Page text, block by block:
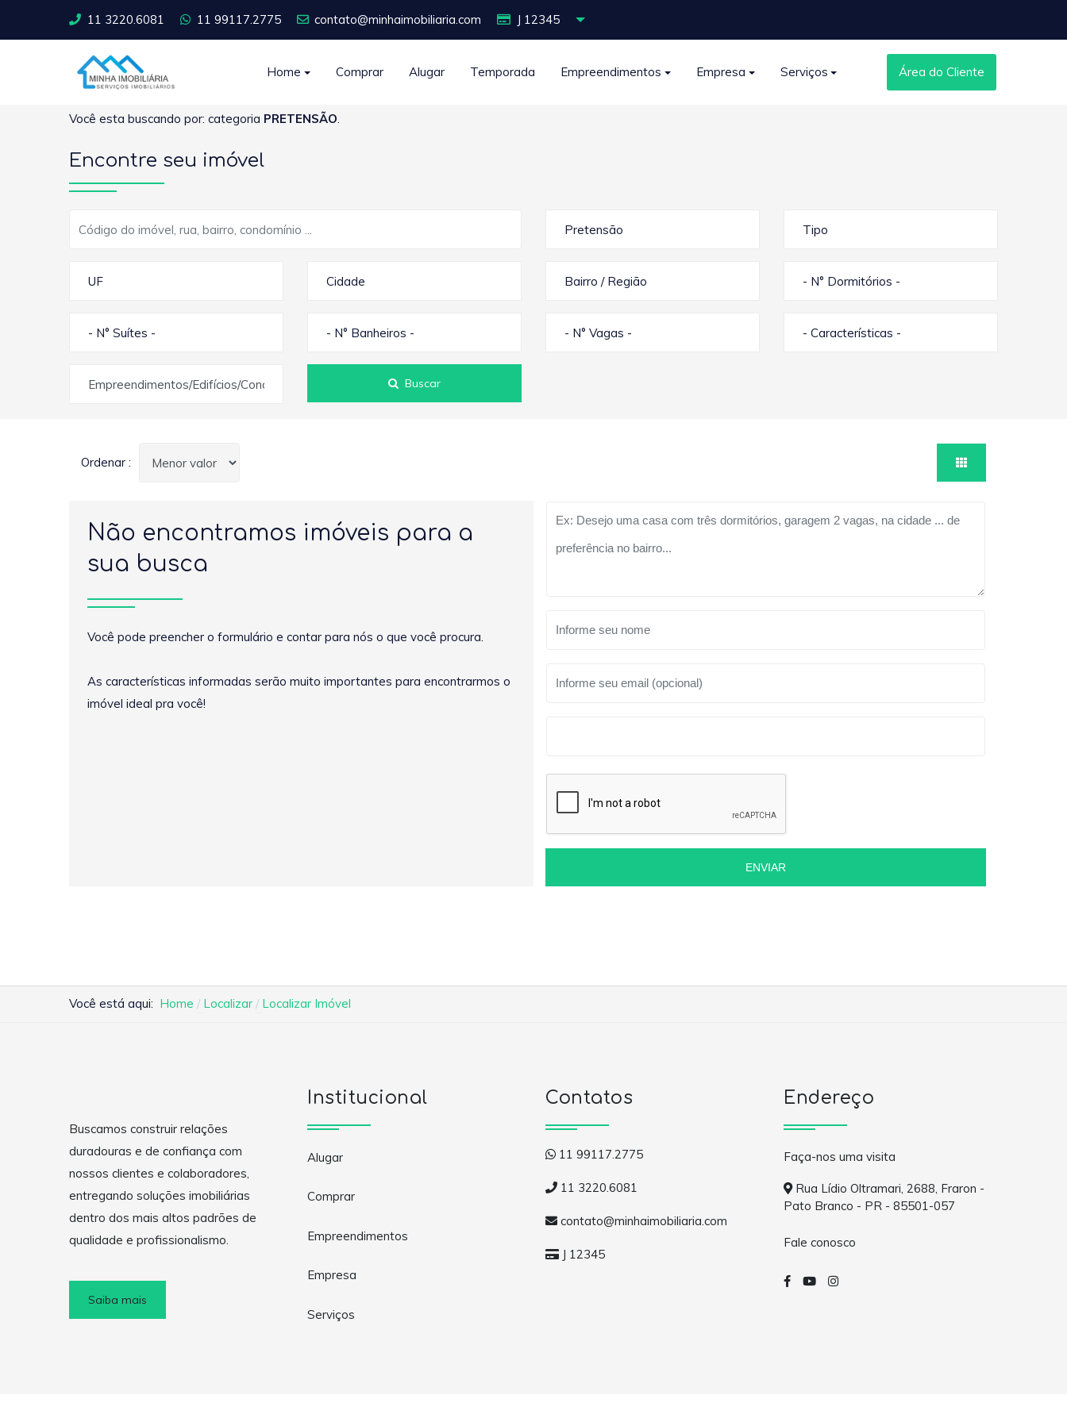
11 3220.6081 11 99117.2775 contato@minhaimobiliaria.com J 12345
Home Comprar Alugar Temporada Empreendimentos Empresa Serviços Área do Cliente
Você esta buscando por: categoria PRETENSÃO
Encontre seu imóvel
Pretensão Tipo
UF Cidade Bairro / Região - N° Dormitórios -
- N° Suítes - - N° Banheiros - - N° Vagas - - Características -
Empreendimentos/Edifícios/Condomínios Buscar
Ordenar :
Não encontramos imóveis para a
sua busca
Você pode preencher o formulário e contar para nós o que você procura.
As características informadas serão muito importantes para encontrarmos o
imóvel ideal pra você!
ENVIAR
Você está aqui: Home Localizar Localizar Imóvel
Buscamos construir relações
duradouras e de confiança com
nossos clientes e colaboradores,
entregando soluções imobiliárias
dentro dos mais altos padrões de
qualidade e profissionalismo.
Saiba mais
Institucional
Alugar
Comprar
Empreendimentos
Empresa
Serviços
Contatos
11 99117.2775
11 3220.6081
contato@minhaimobiliaria.com
J 12345
Endereço
Faça-nos uma visita
Rua Lídio Oltramari, 2688, Fraron -
Pato Branco - PR - 85501-057
Fale conosco